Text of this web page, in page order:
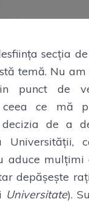
secția
temă. Nu
punct de
ce mă
de a
Universității,
aduce
depășește
Universitate).